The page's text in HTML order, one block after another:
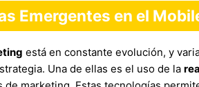
Emergentes en el
está en constante evolución, y
Una de ellas es el uso de la